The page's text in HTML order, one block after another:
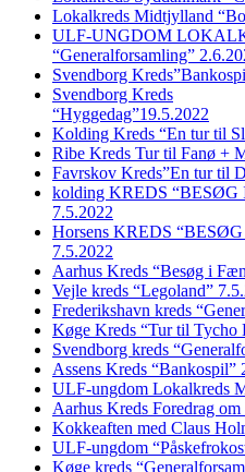
Lokalkreds Midtjylland
ULF-UNGDOM
“Generalforsamling”
Svendborg
Svendborg Kreds
“Hyggedag”19.5.2022
Kolding Kreds “En tur til
Ribe Kreds Tur til Fanø +
Favrskov Kreds”En tur til
kolding KREDS
7.5.2022
Horsens KREDS
7.5.2022
Aarhus Kreds “Besøg i
Vejle kreds “Legoland”
Frederikshavn kreds
Køge Kreds “Tur til Tycho
Svendborg kreds
Assens Kreds “Bankospil”
ULF-ungdom Lokalkreds
Aarhus Kreds Foredrag
Kokkeaften med Claus
ULF-ungdom
Køge kreds